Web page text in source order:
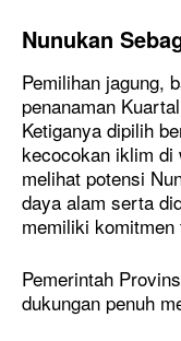
Nunukan
​Pemilihan jagung,
penanaman
Ketiganya dipilih
kecocokan iklim di
melihat potensi
daya alam serta
memiliki komitmen
​Pemerintah
dukungan penuh